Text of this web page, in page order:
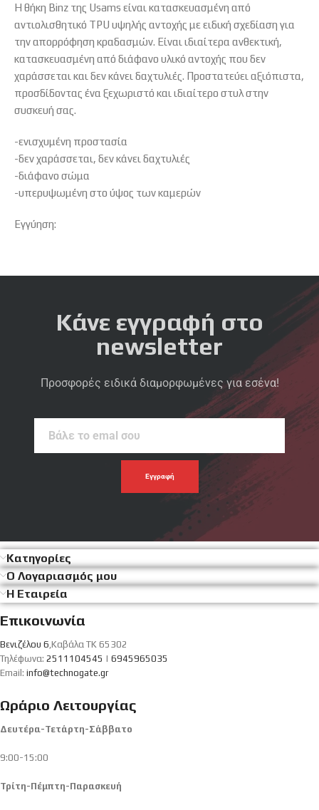
Η θήκη Binz της Usams είναι κατασκευασμένη από
αντιολισθητικό TPU υψηλής αντοχής με ειδική σχεδίαση για
την απορρόφηση κραδασμών. Είναι ιδιαίτερα ανθεκτική,
κατασκευασμένη από διάφανο υλικό αντοχής που δεν
χαράσσεται και δεν κάνει δαχτυλιές. Προστατεύει αξιόπιστα,
προσδίδοντας ένα ξεχωριστό και ιδιαίτερο στυλ στην
συσκευή σας.
-ενισχυμένη προστασία
-δεν χαράσσεται, δεν κάνει δαχτυλιές
-διάφανο σώμα
-υπερυψωμένη στο ύψος των καμερών
Εγγύηση:
Κάνε εγγραφή στο
newsletter
Προσφορές ειδικά διαμορφωμένες για εσένα!
Κατηγορίες
Ο Λογαριασμός μου
Η Εταιρεία
Επικοινωνία
Βενιζέλου 6 ,Καβάλα ΤΚ 65302
Τηλέφωνα: 2511104545 | 6945965035
Email: info@technogate.gr
Ωράριο Λειτουργίας
Δευτέρα-Τετάρτη-Σάββατο
9:00-15:00
Τρίτη-Πέμπτη-Παρασκευή